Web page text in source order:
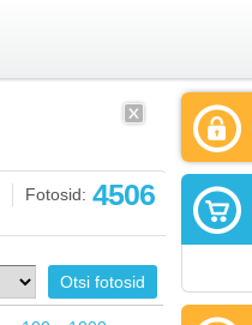
Fotosid: 4506